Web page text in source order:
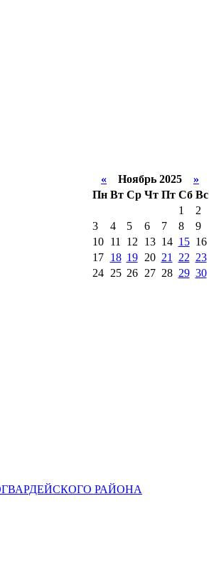
« Ноябрь 2025 »
Пн Вт Ср Чт Пт Сб Вс
1
2
3
4 5 6 7 8
9
10
11 12 13 14 15 16
17
18 19 20 21 22 23
24
25 26 27 28 29 30
РАЙОНА